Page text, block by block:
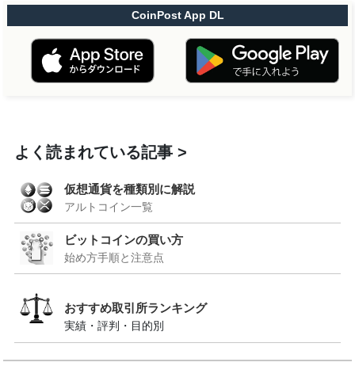
CoinPost App DL
よく読まれている記事
仮想通貨を種類別に解説
アルトコイン一覧
ビットコインの買い方
始め方手順と注意点
おすすめ取引所ランキング
実績・評判・目的別